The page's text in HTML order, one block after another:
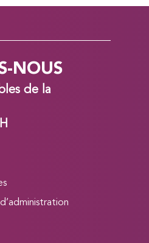
NOUS
de la